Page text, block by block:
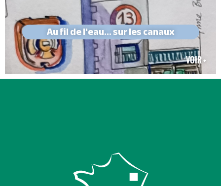
Au fil de l'eau... sur les canaux
VOIR +